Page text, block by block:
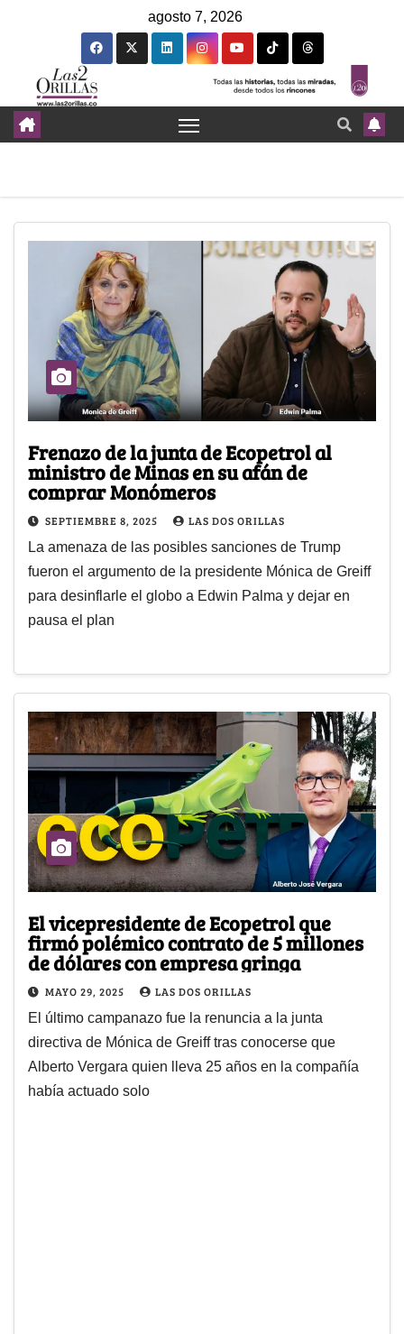
agosto 7, 2026
Frenazo de la junta de Ecopetrol al
ministro de Minas en su afán de
comprar Monómeros
SEPTIEMBRE 8, 2025 LAS DOS ORILLAS
La amenaza de las posibles sanciones de Trump
fueron el argumento de la presidente Mónica de Greiff
para desinflarle el globo a Edwin Palma y dejar en
pausa el plan
El vicepresidente de Ecopetrol que
firmó polémico contrato de 5 millones
de dólares con empresa gringa
MAYO 29, 2025 LAS DOS ORILLAS
El último campanazo fue la renuncia a la junta
directiva de Mónica de Greiff tras conocerse que
Alberto Vergara quien lleva 25 años en la compañía
había actuado solo